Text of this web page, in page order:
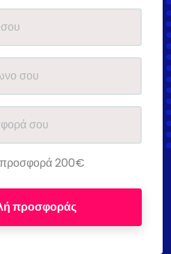
προσφορά 200€
προσφοράς